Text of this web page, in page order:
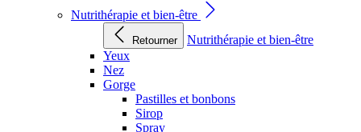
Nutrithérapie et bien-être
Retourner
Nutrithérapie et bien-être
Yeux
Nez
Gorge
Pastilles et bonbons
Sirop
Spray